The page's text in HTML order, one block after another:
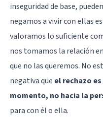
inseguridad de base,
negamos a vivir con ellas
valoramos lo suficiente
nos tomamos la relación
que no las queremos. No
negativa que el rechazo
momento, no hacia la
para con él o ella.